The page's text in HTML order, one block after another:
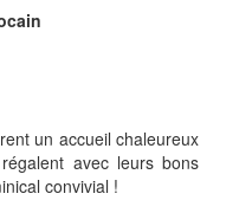
un accueil chaleureux
avec leurs bons
convivial !